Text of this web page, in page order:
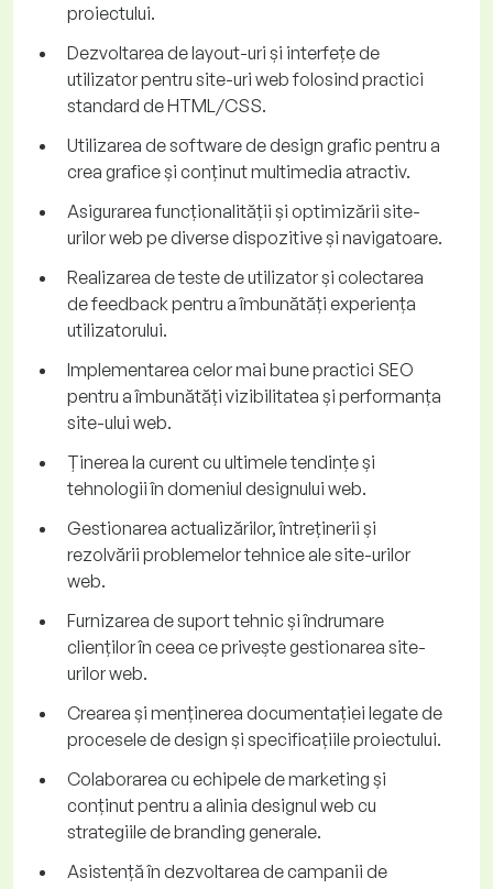
proiectului.
Dezvoltarea de layout-uri și interfețe de
utilizator pentru site-uri web folosind practici
standard de HTML/CSS.
Utilizarea de software de design grafic pentru a
crea grafice și conținut multimedia atractiv.
Asigurarea funcționalității și optimizării site-
urilor web pe diverse dispozitive și navigatoare.
Realizarea de teste de utilizator și colectarea
de feedback pentru a îmbunătăți experiența
utilizatorului.
Implementarea celor mai bune practici SEO
pentru a îmbunătăți vizibilitatea și performanța
site-ului web.
Ținerea la curent cu ultimele tendințe și
tehnologii în domeniul designului web.
Gestionarea actualizărilor, întreținerii și
rezolvării problemelor tehnice ale site-urilor
web.
Furnizarea de suport tehnic și îndrumare
clienților în ceea ce privește gestionarea site-
urilor web.
Crearea și menținerea documentației legate de
procesele de design și specificațiile proiectului.
Colaborarea cu echipele de marketing și
conținut pentru a alinia designul web cu
strategiile de branding generale.
Asistență în dezvoltarea de campanii de